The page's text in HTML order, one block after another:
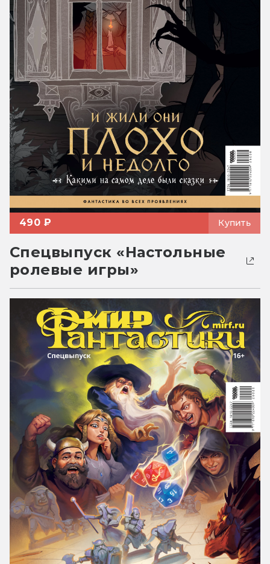
490 ₽ Купить
Спецвыпуск «Настольные
ролевые игры»